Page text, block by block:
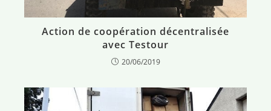
Action de coopération décentralisée
avec Testour
20/06/2019